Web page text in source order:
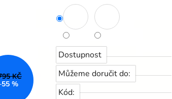
Dostupnost
Můžeme doručit do:
Kód:
KČ
%